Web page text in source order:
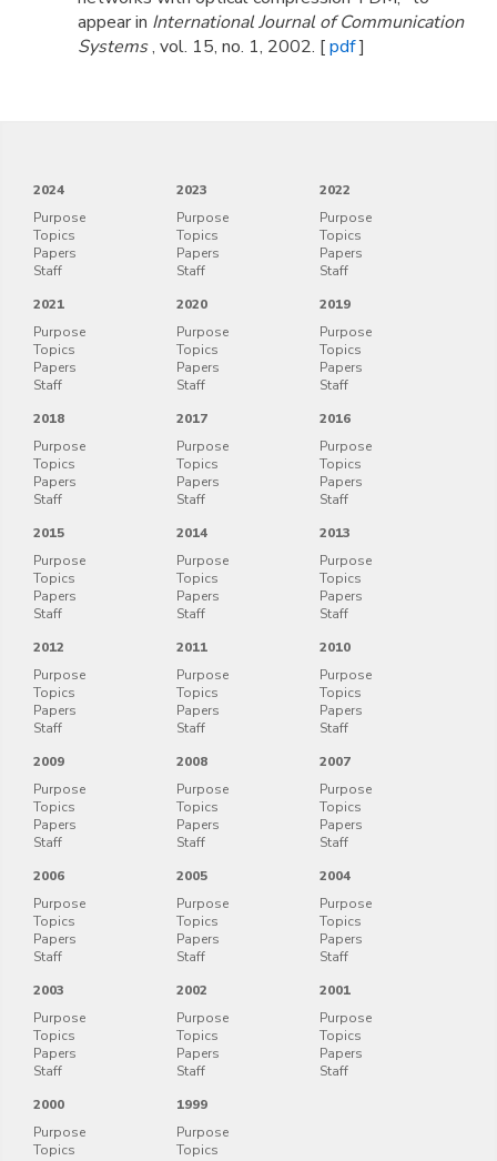
appear in International Journal of Communication
Systems, vol. 15, no. 1, 2002. [pdf]
2024
Purpose
Topics
Papers
Staff
2023
Purpose
Topics
Papers
Staff
2022
Purpose
Topics
Papers
Staff
2021
Purpose
Topics
Papers
Staff
2020
Purpose
Topics
Papers
Staff
2019
Purpose
Topics
Papers
Staff
2018
Purpose
Topics
Papers
Staff
2017
Purpose
Topics
Papers
Staff
2016
Purpose
Topics
Papers
Staff
2015
Purpose
Topics
Papers
Staff
2014
Purpose
Topics
Papers
Staff
2013
Purpose
Topics
Papers
Staff
2012
Purpose
Topics
Papers
Staff
2011
Purpose
Topics
Papers
Staff
2010
Purpose
Topics
Papers
Staff
2009
Purpose
Topics
Papers
Staff
2008
Purpose
Topics
Papers
Staff
2007
Purpose
Topics
Papers
Staff
2006
Purpose
Topics
Papers
Staff
2005
Purpose
Topics
Papers
Staff
2004
Purpose
Topics
Papers
Staff
2003
Purpose
Topics
Papers
Staff
2002
Purpose
Topics
Papers
Staff
2001
Purpose
Topics
Papers
Staff
2000
Purpose
Topics
1999
Purpose
Topics